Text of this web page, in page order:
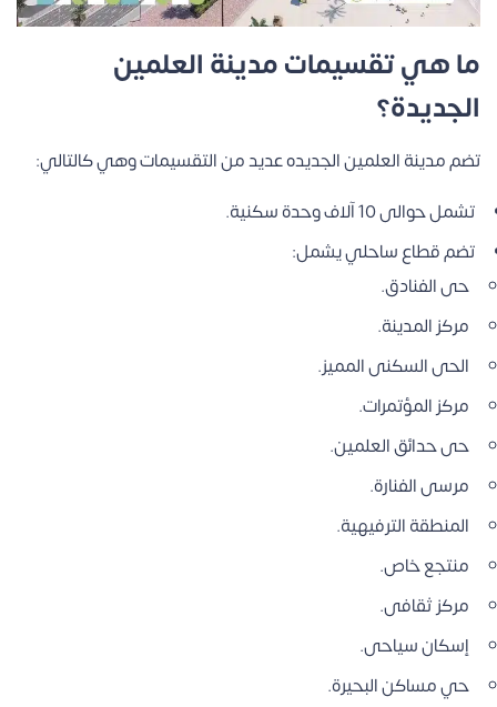
ما هي تقسيمات مدينة العلمين
الجديدة؟
تضم مدينة العلمين الجديده عديد من التقسيمات وهي كالتالي:
تشمل حوالى 10 آلاف وحدة سكنية.
تضم قطاع ساحلي يشمل:
حى الفنادق.
مركز المدينة.
الحى السكنى المميز.
مركز المؤتمرات.
حى حدائق العلمين.
مرسى الفنارة.
المنطقة الترفيهية.
منتجع خاص.
مركز ثقافى.
إسكان سياحى.
حي مساكن البحيرة.